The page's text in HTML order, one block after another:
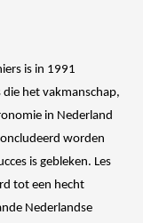
is in 1991
het vakmanschap,
in Nederland
worden
is gebleken. Les
tot een hecht
Nederlandse